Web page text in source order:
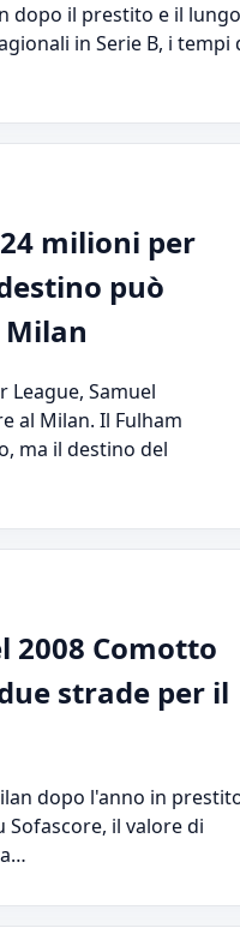
dopo il prestito e il lungo
in Serie B, i tempi
milioni per
può
League, Samuel
al Milan. Il Fulham
ma il destino del
2008 Comotto
strade per il
dopo l'anno in
Sofascore, il valore di